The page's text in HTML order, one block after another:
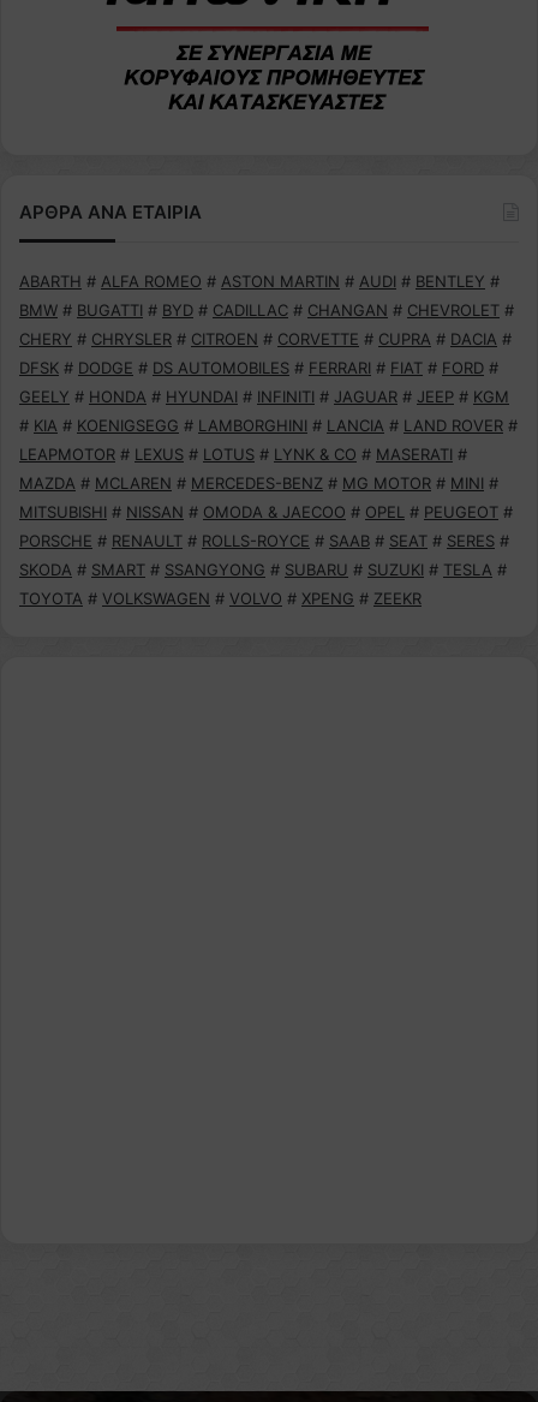
ΑΡΘΡΑ ΑΝΑ ΕΤΑΙΡΙΑ
ABARTH # ALFA ROMEO # ASTON MARTIN # AUDI # BENTLEY #
BMW # BUGATTI # BYD # CADILLAC # CHANGAN # CHEVROLET #
CHERY # CHRYSLER # CITROEN # CORVETTE # CUPRA # DACIA #
DFSK # DODGE # DS AUTOMOBILES # FERRARI # FIAT # FORD #
GEELY # HONDA # HYUNDAI # INFINITI # JAGUAR # JEEP # KGM
# KIA # KOENIGSEGG # LAMBORGHINI # LANCIA # LAND ROVER #
LEAPMOTOR # LEXUS # LOTUS # LYNK & CO # MASERATI #
MAZDA # MCLAREN # MERCEDES-BENZ # MG MOTOR # MINI #
MITSUBISHI # NISSAN # OMODA & JAECOO # OPEL # PEUGEOT #
PORSCHE # RENAULT # ROLLS-ROYCE # SAAB # SEAT # SERES #
SKODA # SMART # SSANGYONG # SUBARU # SUZUKI # TESLA #
TOYOTA # VOLKSWAGEN # VOLVO # XPENG # ZEEKR